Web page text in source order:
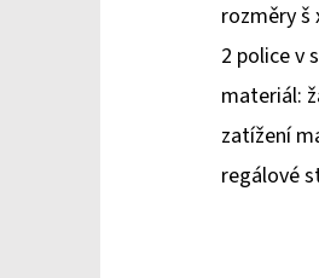
rozměry š
2 police v
materiál:
zatížení
regálové